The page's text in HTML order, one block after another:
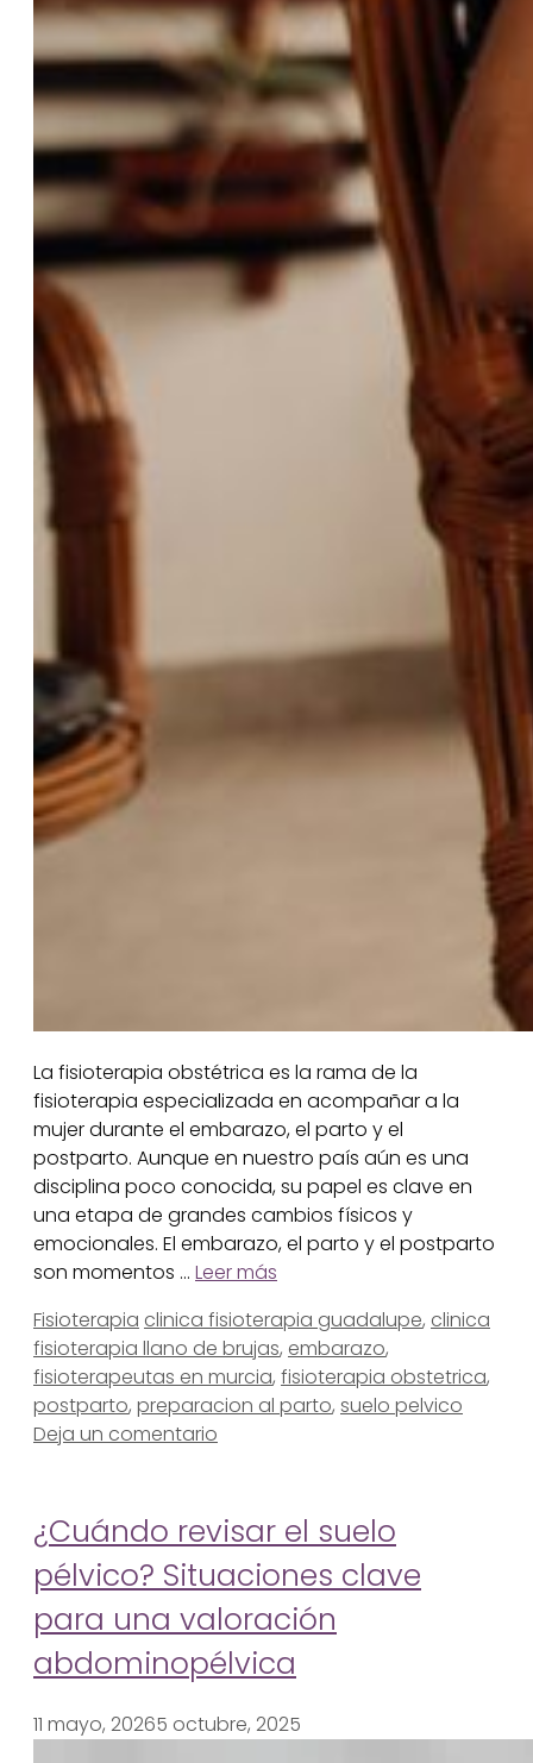
La fisioterapia obstétrica es la rama de la
fisioterapia especializada en acompañar a la
mujer durante el embarazo, el parto y el
postparto. Aunque en nuestro país aún es una
disciplina poco conocida, su papel es clave en
una etapa de grandes cambios físicos y
emocionales. El embarazo, el parto y el postparto
son momentos … Leer más
Categorías
Fisioterapia Etiquetas
clinica fisioterapia guadalupe, clinica
fisioterapia llano de brujas, embarazo,
fisioterapeutas en murcia, fisioterapia obstetrica,
postparto, preparacion al parto, suelo pelvico
Deja un comentario
¿Cuándo revisar el suelo
pélvico? Situaciones clave
para una valoración
abdominopélvica
11 mayo, 20265 octubre, 2025